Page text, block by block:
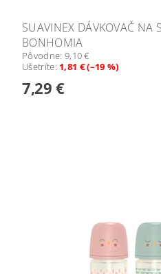
SUAVINEX DÁVKOVAČ NA
BONHOMIA
Pôvodne: 9,10 €
Ušetríte: 1,81 € (–19 %)
7,29 €